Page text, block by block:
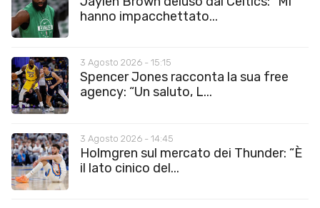
hanno impacchettato...
3 Agosto 2026 - 15:15
Spencer Jones racconta la sua free
agency: “Un saluto, L...
3 Agosto 2026 - 14:45
Holmgren sul mercato dei Thunder: “È
il lato cinico del...